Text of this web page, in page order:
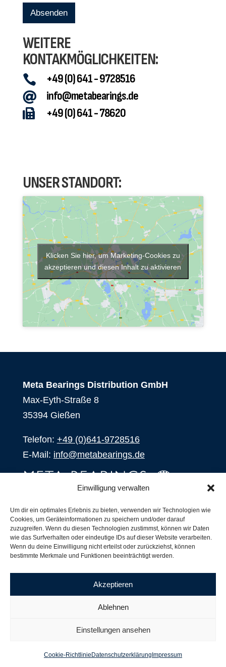
Einwilligung verwalten
Um dir ein optimales Erlebnis zu bieten, verwenden wir Technologien wie
Cookies, um Geräteinformationen zu speichern und/oder darauf
zuzugreifen. Wenn du diesen Technologien zustimmst, können wir Daten
wie das Surfverhalten oder eindeutige IDs auf dieser Website verarbeiten.
Wenn du deine Einwilligung nicht erteilst oder zurückziehst, können
bestimmte Merkmale und Funktionen beeinträchtigt werden.
Akzeptieren
Ablehnen
Einstellungen ansehen
Cookie-Richtlinie Datenschutzerklärung Impressum
r
Absenden
WEITERE
KONTAKMÖGLICHKEITEN:
 +49 (0) 641 - 9728516
 info@metabearings.de
 +49 (0) 641 - 78620
UNSER STANDORT:
Klicken Sie hier, um Marketing-Cookies zu
akzeptieren und diesen Inhalt zu aktivieren
Meta Bearings Distribution GmbH
Max-Eyth-Straße 8
35394 Gießen
Telefon: +49 (0)641-9728516
E-Mail: info@metabearings.de
SHOP
Produkte
Unsere Partner
Versand, Lieferung und Produktbestand
Nachsetzzeichen für Wälzlager